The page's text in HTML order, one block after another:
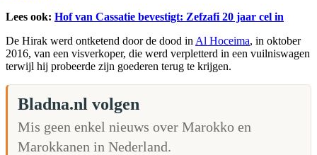
Lees ook: Hof van Cassatie bevestigt: Zefzafi 20 jaar cel in
De Hirak werd ontketend door de dood in Al Hoceima, in oktober
2016, van een visverkoper, die werd verpletterd in een vuilniswagen
terwijl hij probeerde zijn goederen terug te krijgen.
Bladna.nl volgen
Mis geen enkel nieuws over Marokko en
Marokkanen in Nederland.